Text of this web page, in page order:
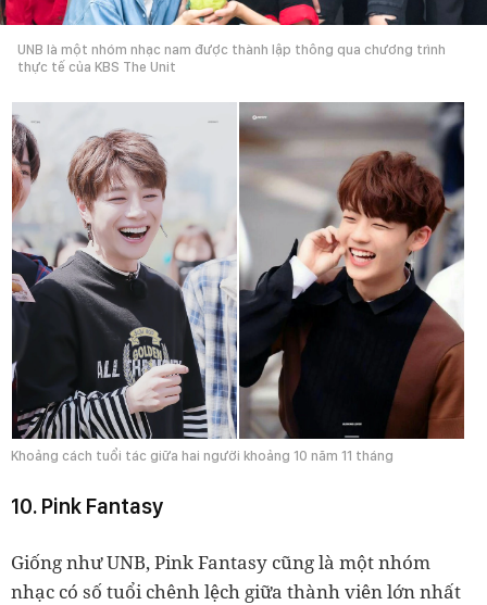
UNB là một nhóm nhạc nam được thành lập thông qua chương trình
thực tế của KBS The Unit
Khoảng cách tuổi tác giữa hai người khoảng 10 năm 11 tháng
10. Pink Fantasy
Giống như UNB, Pink Fantasy cũng là một nhóm
nhạc có số tuổi chênh lệch giữa thành viên lớn nhất